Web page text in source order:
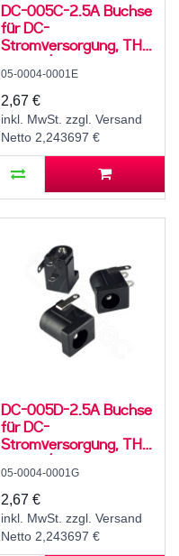
DC-005C-2.5A Buchse
für DC-
Stromversorgung, THT,
für 5,5 / 2,5 mm
Hohlstecker, 24 V, 3 A,
90°, -20..70 °C
05-0004-0001E
2,67 €
inkl. MwSt. zzgl. Versand
Netto 2,243697 €
DC-005D-2.5A Buchse
für DC-
Stromversorgung, THT,
für 5,5 / 2,5 mm
Hohlstecker, 24 V, 3 A,
90°, -25..80 °C
05-0004-0001G
2,67 €
inkl. MwSt. zzgl. Versand
Netto 2,243697 €